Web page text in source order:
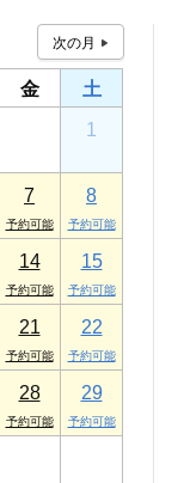
金
土
1
7 8
14 15
21 22
28 29